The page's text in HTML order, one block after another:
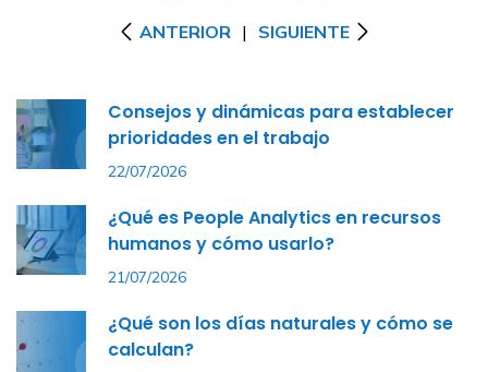
ANTERIOR | SIGUIENTE
Consejos y dinámicas para establecer
prioridades en el trabajo
22/07/2026
¿Qué es People Analytics en recursos
humanos y cómo usarlo?
21/07/2026
¿Qué son los días naturales y cómo se
calculan?